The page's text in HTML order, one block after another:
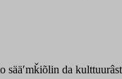
sääʹmǩiõlin da